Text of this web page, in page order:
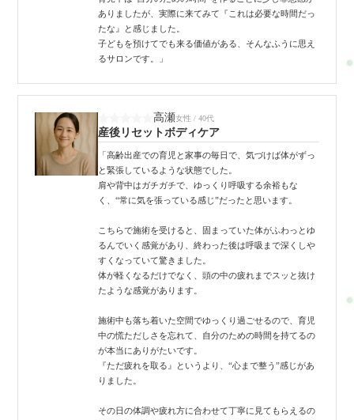
ありましたが、実際に来てみて『これは必要な時間だっ
たな』と感じました。
子どもを預けてでも来る価値がある、そんなふうに思え
るサロンです。」
高瀬女性 / 40代
産後リセットボディケア
「高齢出産での育児と家事の毎日で、気づけば体がずっ
と緊張しているような状態でした。
肩や背中はガチガチで、ゆっくり呼吸する余裕もな
く、“常に気を張っている感じ”だったと思います。
こちらで施術を受けると、固まっていた体がふわっとゆ
るんでいく感覚があり、終わった後は呼吸まで深くしや
すくなっていて驚きました。
体が軽くなるだけでなく、頭の中の疲れまでスッと抜け
たような感覚があります。
施術中も落ち着いた空間でゆっくり過ごせるので、育児
中の慌ただしさを忘れて、自分のための時間を持てるの
が本当にありがたいです。
『ただ疲れを取る』というより、“心まで整う”感じがあ
りました。
その日の体調や疲れ方に合わせて丁寧に見てもらえるの